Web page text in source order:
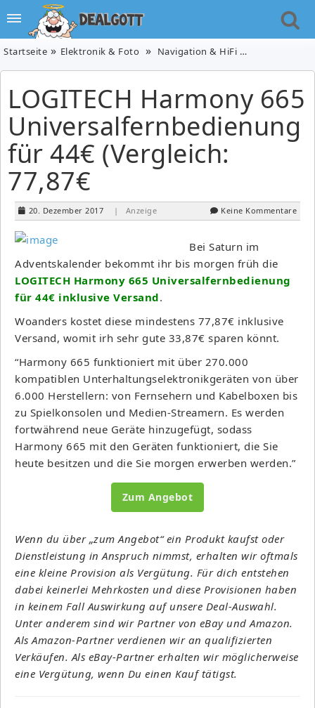
Startseite Elektronik & Foto Navigation & HiFi
LOGITECH Harmony 665
Universalfernbedienung
für 44€ (Vergleich:
77,87€
20. Dezember 2017 | Anzeige Keine Kommentare
Bei Saturn im
Adventskalender bekommt ihr bis morgen früh die
LOGITECH Harmony 665 Universalfernbedienung
für 44€ inklusive Versand.
Woanders kostet diese mindestens 77,87€ inklusive
Versand, womit irh sehr gute 33,87€ sparen könnt.
“Harmony 665 funktioniert mit über 270.000
kompatiblen Unterhaltungselektronikgeräten von über
6.000 Herstellern: von Fernsehern und Kabelboxen bis
zu Spielkonsolen und Medien-Streamern. Es werden
fortwährend neue Geräte hinzugefügt, sodass
Harmony 665 mit den Geräten funktioniert, die Sie
heute besitzen und die Sie morgen erwerben werden.”
Zum Angebot
Wenn du über „zum Angebot“ ein Produkt kaufst oder
Dienstleistung in Anspruch nimmst, erhalten wir oftmals
eine kleine Provision als Vergütung. Für dich entstehen
dabei keinerlei Mehrkosten und diese Provisionen haben
in keinem Fall Auswirkung auf unsere Deal-Auswahl.
Unter anderem sind wir Partner von eBay und Amazon.
Als Amazon-Partner verdienen wir an qualifizierten
Verkäufen. Als eBay-Partner erhalten wir möglicherweise
eine Vergütung, wenn Du einen Kauf tätigst.